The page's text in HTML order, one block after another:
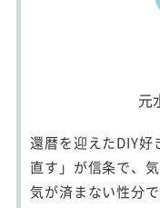
元
還暦を迎えたDIY好
直す」が信条で、
気が済まない性分で